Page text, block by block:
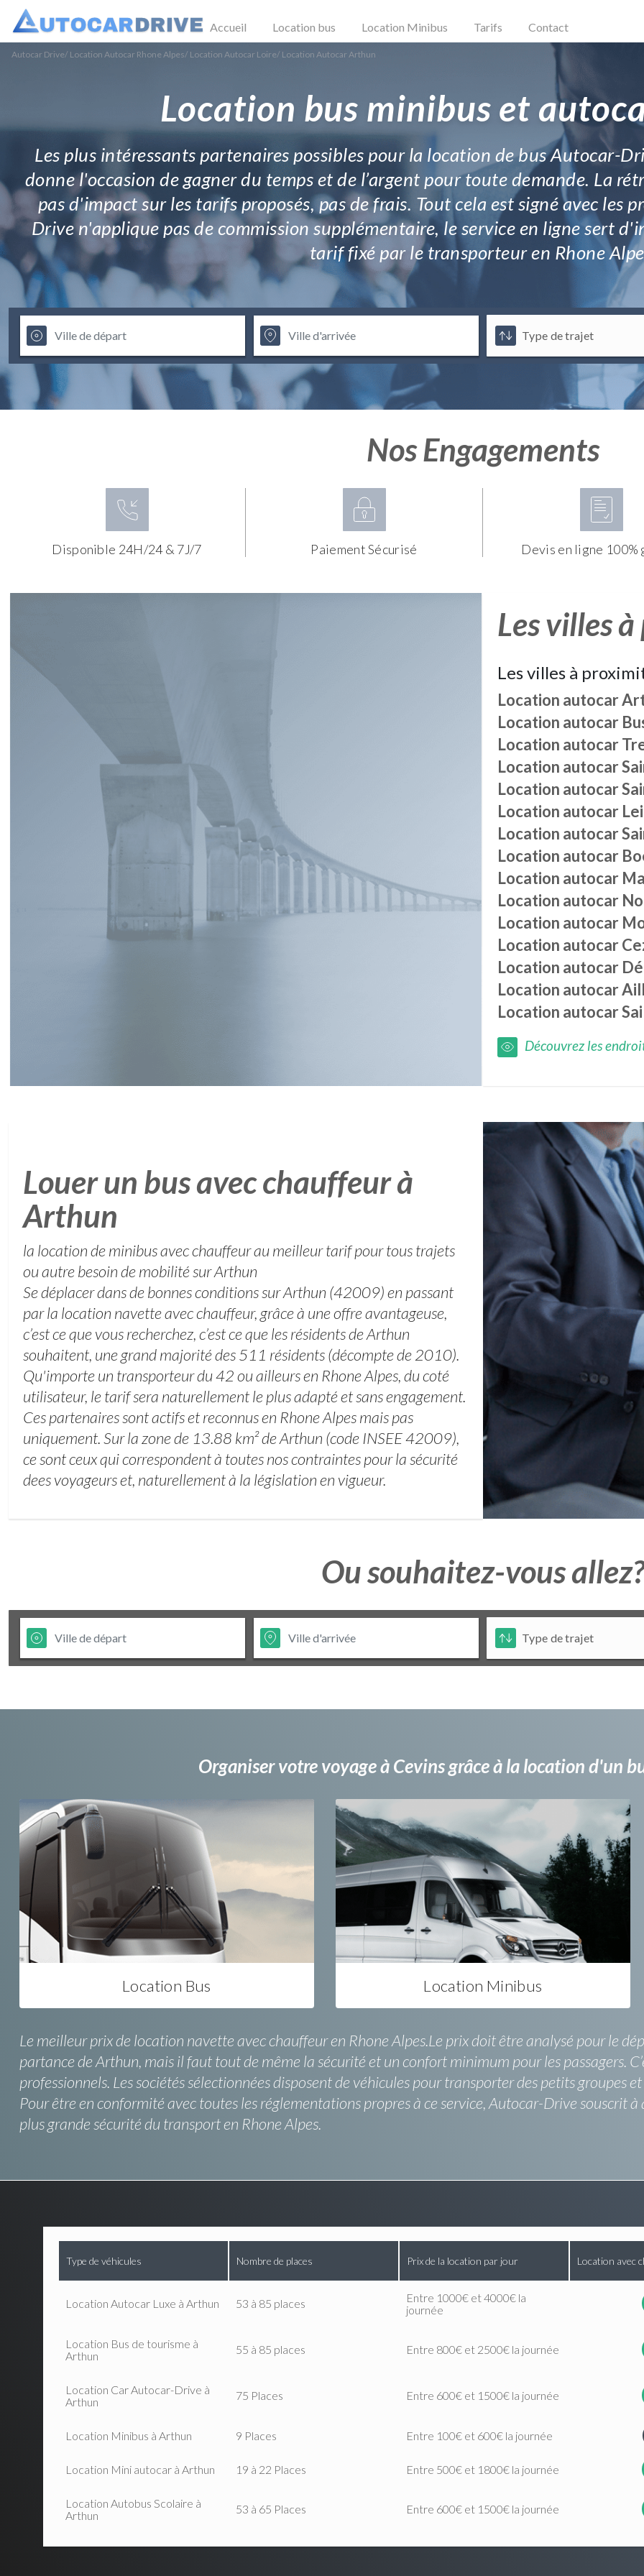
Accueil Location bus Location Minibus Tarifs Contact
Autocar Drive/ Location Autocar Rhone Alpes/ Location Autocar Loire/ Location Autocar Arthun
Location bus minibus et
Les plus intéressants partenaires possibles pour la location de bus Autocar-
donne l'occasion de gagner du temps et de l’argent pour toute demande. La
pas d'impact sur les tarifs proposés, pas de frais. Tout cela est signé avec les
Drive n'applique pas de commission supplémentaire, le service en ligne sert
tarif fixé par le transporteur en Rhone
Nos Engagements
Disponible 24H/24 & 7J/7 Paiement Sécurisé Devis en ligne
Les villes
Les villes à
Location autocar
Location autocar
Location autocar
Location autocar
Location autocar
Location autocar
Location autocar
Location autocar
Location autocar
Location autocar
Location autocar
Location autocar
Location autocar
Location autocar
Location autocar
Découvrez les
Louer un bus avec chauffeur à
Arthun
la location de minibus avec chauffeur au meilleur tarif pour tous trajets
ou autre besoin de mobilité sur Arthun
Se déplacer dans de bonnes conditions sur Arthun (42009) en passant
par la location navette avec chauffeur, grâce à une offre avantageuse,
c’est ce que vous recherchez, c’est ce que les résidents de Arthun
souhaitent, une grand majorité des 511 résidents (décompte de 2010).
Qu'importe un transporteur du 42 ou ailleurs en Rhone Alpes, du coté
utilisateur, le tarif sera naturellement le plus adapté et sans engagement.
Ces partenaires sont actifs et reconnus en Rhone Alpes mais pas
uniquement. Sur la zone de 13.88 km² de Arthun (code INSEE 42009),
ce sont ceux qui correspondent à toutes nos contraintes pour la sécurité
dees voyageurs et, naturellement à la législation en vigueur.
Ou souhaitez-vous allez?
Organiser votre voyage à Cevins grâce à la location d'un
Location Bus Location Minibus
Le meilleur prix de location navette avec chauffeur en Rhone Alpes.Le prix doit être analysé pour le
partance de Arthun, mais il faut tout de même la sécurité et un confort minimum pour les passagers.
professionnels. Les sociétés sélectionnées disposent de véhicules pour transporter des petits groupes
Pour être en conformité avec toutes les réglementations propres à ce service, Autocar-Drive souscrit
plus grande sécurité du transport en Rhone Alpes.
Type de véhicules Nombre de places Prix de la location par jour Location avec
Location Autocar Luxe à Arthun 53 à 85 places
Entre 1000€ et 4000€ la
journée
Location Bus de tourisme à
Arthun
55 à 85 places Entre 800€ et 2500€ la journée
Location Car Autocar-Drive à
Arthun
75 Places Entre 600€ et 1500€ la journée
Location Minibus à Arthun 9 Places Entre 100€ et 600€ la journée
Location Mini autocar à Arthun 19 à 22 Places Entre 500€ et 1800€ la journée
Location Autobus Scolaire à
Arthun
53 à 65 Places Entre 600€ et 1500€ la journée